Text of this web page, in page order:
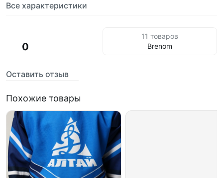
Все характеристики
0
Оставить отзыв
11 товаров
Brenom
Похожие товары